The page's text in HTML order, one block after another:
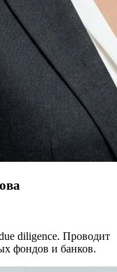
diligence. Проводит
фондов и банков.